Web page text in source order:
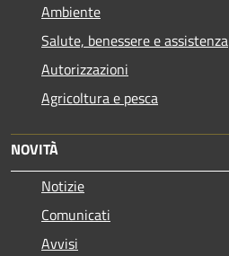
Ambiente
Salute, benessere e assistenza
Autorizzazioni
Agricoltura e pesca
NOVITÀ
Notizie
Comunicati
Avvisi